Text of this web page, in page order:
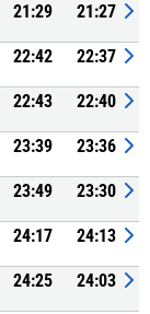
21:29 21:27
22:42 22:37
22:43 22:40
23:39 23:36
23:49 23:30
24:17 24:13
24:25 24:03